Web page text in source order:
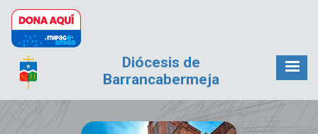
Pasar al contenido principal
Diócesis de
Barrancabermeja